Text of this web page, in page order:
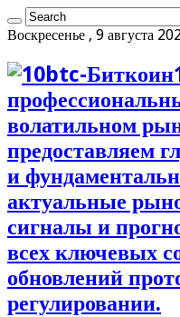
Воскресенье , 9 августа
волатильном
предоставляем
и
актуальные
сигналы и
всех ключевых
обновлений
регулировании.